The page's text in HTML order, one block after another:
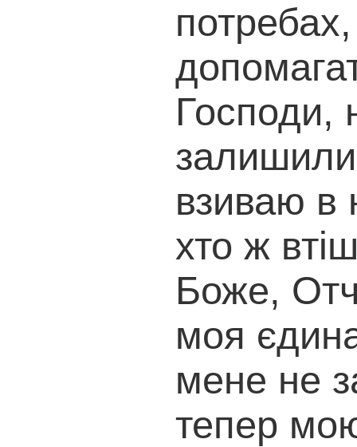
Господи,
взиваю в
хто ж
Боже,
моя
мене не
тепер